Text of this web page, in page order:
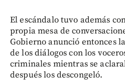
El escándalo tuvo además
propia mesa de
Gobierno anunció entonces
de los diálogos con los
criminales mientras se
después los descongeló.